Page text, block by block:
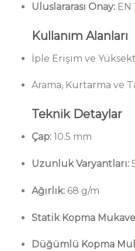
Uluslararası Onay:EN
Kullanım Alanları
İple Erişim ve
Arama, Kurtarma ve
Teknik Detaylar
Çap:10.5 mm
Uzunluk Varyantları:
Ağırlık:68 g/m
Statik Kopma
Düğümlü Kopma